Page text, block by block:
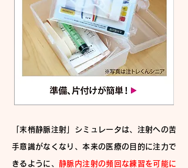
「末梢静脈注射」シミュレータは、注射への苦
手意識がなくなり、本来の医療の目的に注力で
きるように、静脈内注射の頻回な練習を可能に